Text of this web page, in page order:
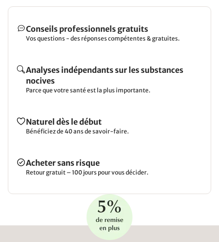
Conseils professionnels gratuits
Vos questions - des réponses compétentes & gratuites.
Analyses indépendants sur les substances
nocives
Parce que votre santé est la plus importante.
Naturel dès le début
Bénéficiez de 40 ans de savoir-faire.
Acheter sans risque
Retour gratuit – 100 jours pour vous décider.